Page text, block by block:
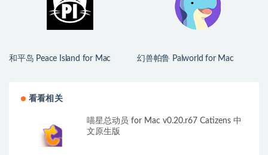
和平岛 Peace Island for Mac
幻兽帕鲁 Palworld for Mac
看看相关
喵星总动员 for Mac v0.20.r67 Catizens 中
文原生版